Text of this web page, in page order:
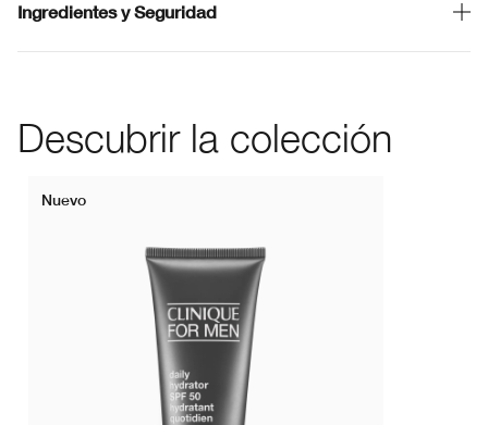
Ingredientes y Seguridad
Descubrir la colección
Nuevo